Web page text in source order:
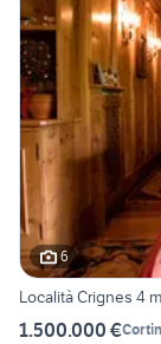
6
Località Crignes 4
1.500.000 €